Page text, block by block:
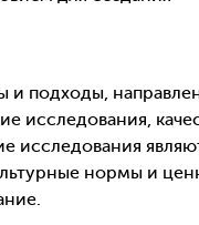
и подходы,
исследования,
исследования
нормы и